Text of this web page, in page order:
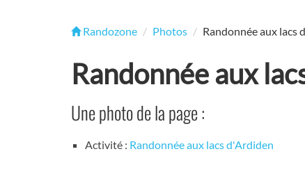
Randozone Photos Randonnée aux lacs
Randonnée aux
Une photo de la page :
Activité : Randonnée aux lacs d'Ardiden